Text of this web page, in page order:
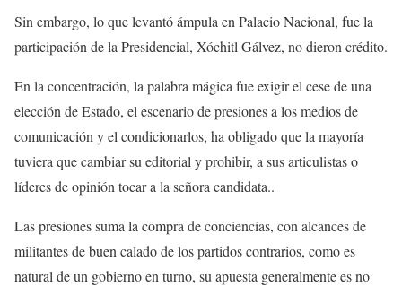
Sin embargo, lo que levantó ámpula en Palacio Nacional, fue la
participación de la Presidencial, Xóchitl Gálvez, no dieron crédito.
En la concentración, la palabra mágica fue exigir el cese de una
elección de Estado, el escenario de presiones a los medios de
comunicación y el condicionarlos, ha obligado que la mayoría
tuviera que cambiar su editorial y prohibir, a sus articulistas o
líderes de opinión tocar a la señora candidata..
Las presiones suma la compra de conciencias, con alcances de
militantes de buen calado de los partidos contrarios, como es
natural de un gobierno en turno, su apuesta generalmente es no